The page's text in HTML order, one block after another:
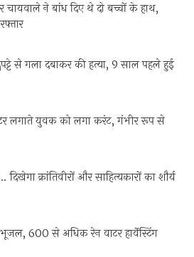
चायवाले ने बांध दिए थे दो बच्चों के हाथ,
से गला दबाकर की हत्या, 9 साल पहले हुई
लगाते युवक को लगा करंट, गंभीर रूप से
क्रांतिवीरों और साहित्यकारों का शौर्य
600 से अधिक रेन वाटर हार्वेस्टिंग